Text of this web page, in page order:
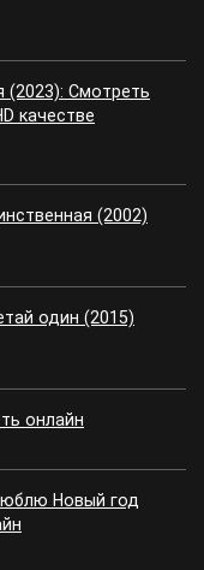
(2023): Смотреть
качестве
(2002)
один (2015)
онлайн
Новый год